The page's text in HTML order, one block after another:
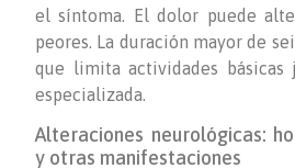
el síntoma. El dolor puede
peores. La duración mayor de
que limita actividades básicas
especializada.
Alteraciones neurológicas:
y otras manifestaciones